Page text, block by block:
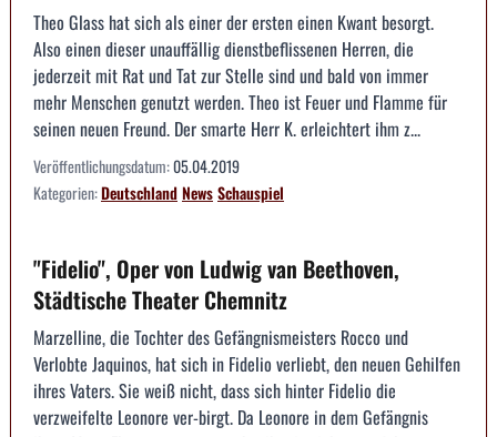
Theo Glass hat sich als einer der ersten einen Kwant besorgt.
Also einen dieser unauffällig dienstbeflissenen Herren, die
jederzeit mit Rat und Tat zur Stelle sind und bald von immer
mehr Menschen genutzt werden. Theo ist Feuer und Flamme für
seinen neuen Freund. Der smarte Herr K. erleichtert ihm z...
Veröffentlichungsdatum:05.04.2019
Kategorien:DeutschlandNewsSchauspiel
"Fidelio", Oper von Ludwig van Beethoven,
Städtische Theater Chemnitz
Marzelline, die Tochter des Gefängnismeisters Rocco und
Verlobte Jaquinos, hat sich in Fidelio verliebt, den neuen Gehilfen
ihres Vaters. Sie weiß nicht, dass sich hinter Fidelio die
verzweifelte Leonore ver-birgt. Da Leonore in dem Gefängnis